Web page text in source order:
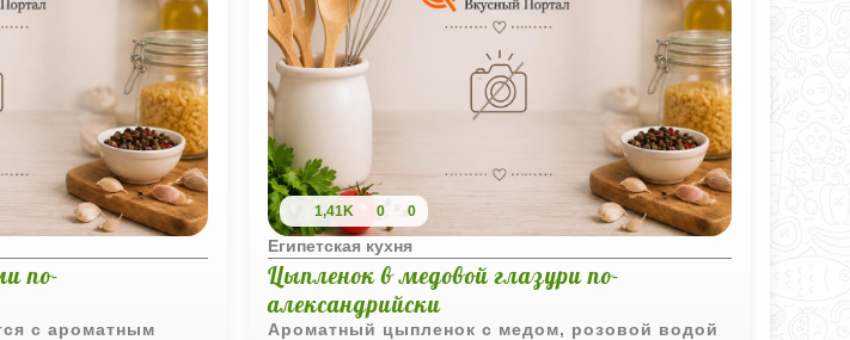
по-
с ароматным
1,41K 0 0
Египетская кухня
Цыпленок в медовой глазури по-
александрийски
Ароматный цыпленок с медом, розовой водой